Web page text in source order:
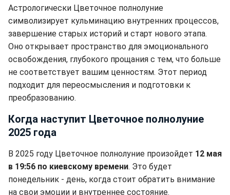
Астрологически Цветочное полнолуние
символизирует кульминацию внутренних процессов,
завершение старых историй и старт нового этапа.
Оно открывает пространство для эмоционального
освобождения, глубокого прощания с тем, что больше
не соответствует вашим ценностям. Этот период
подходит для переосмысления и подготовки к
преобразованию.
Когда наступит Цветочное полнолуние
2025 года
В 2025 году Цветочное полнолуние произойдет 12 мая
в 19:56 по киевскому времени. Это будет
понедельник - день, когда стоит обратить внимание
на свои эмоции и внутреннее состояние.